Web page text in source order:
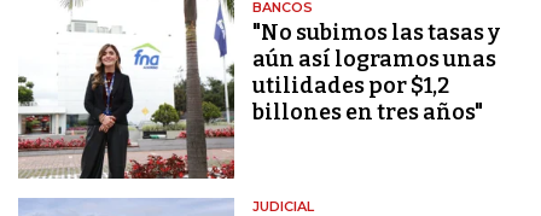
BANCOS
"No subimos las tasas y
aún así logramos unas
utilidades por $1,2
billones en tres años"
JUDICIAL